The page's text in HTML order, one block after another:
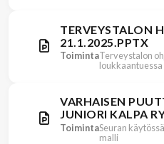
TERVEYSTALON
21.1.2025.PPTX
ToimintaTerveystalon
loukkaantuessa
VARHAISEN
JUNIORI KALPA
ToimintaSeuran
malli